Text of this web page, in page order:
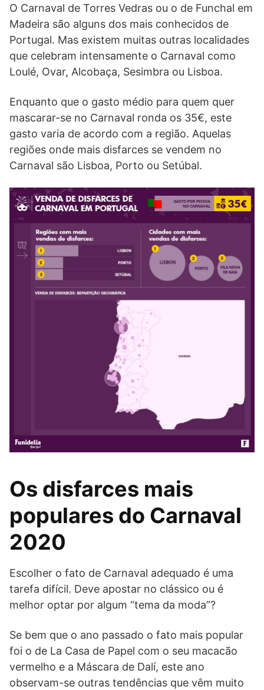
O Carnaval de Torres Vedras ou o de Funchal em
Madeira são alguns dos mais conhecidos de
Portugal. Mas existem muitas outras localidades
que celebram intensamente o Carnaval como
Loulé, Ovar, Alcobaça, Sesimbra ou Lisboa.
Enquanto que o gasto médio para quem quer
mascarar-se no Carnaval ronda os 35€, este
gasto varia de acordo com a região. Aquelas
regiões onde mais disfarces se vendem no
Carnaval são Lisboa, Porto ou Setúbal.
Os disfarces mais
populares do Carnaval
2020
Escolher o fato de Carnaval adequado é uma
tarefa difícil. Deve apostar no clássico ou é
melhor optar por algum “tema da moda”?
Se bem que o ano passado o fato mais popular
foi o de La Casa de Papel com o seu macacão
vermelho e a Máscara de Dalí, este ano
observam-se outras tendências que vêm muito